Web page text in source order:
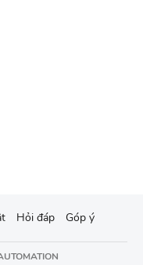
Hỏi đáp Góp ý